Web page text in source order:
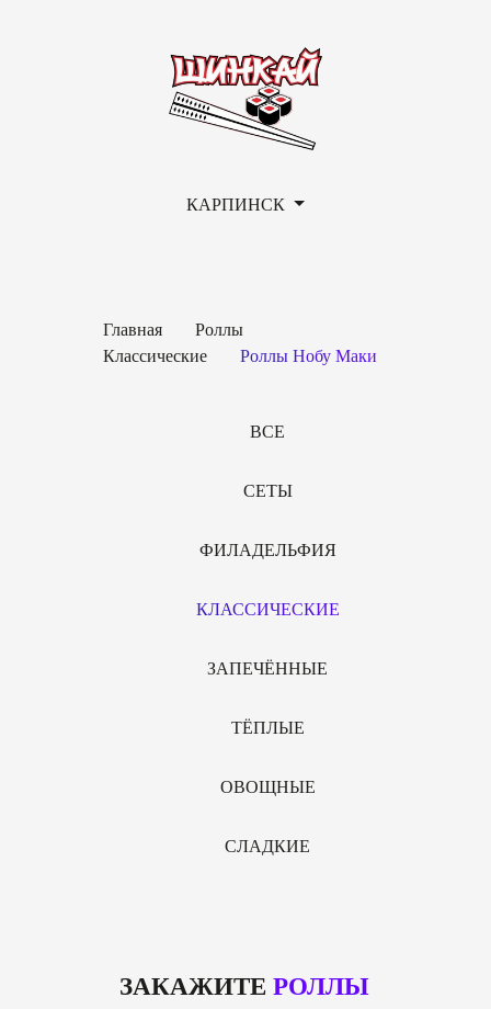
КАРПИНСК
Главная
Роллы
Классические
Роллы Нобу Маки
ВСЕ
СЕТЫ
ФИЛАДЕЛЬФИЯ
КЛАССИЧЕСКИЕ
ЗАПЕЧЁННЫЕ
ТЁПЛЫЕ
ОВОЩНЫЕ
СЛАДКИЕ
ЗАКАЖИТЕ РОЛЛЫ